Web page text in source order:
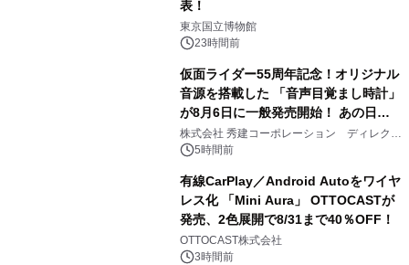
表！
東京国立博物館
23時間前
仮面ライダー55周年記念！オリジナル
音源を搭載した 「音声目覚まし時計」
が8月6日に一般発売開始！ あの日の
大興奮が今甦る
株式会社 秀建コーポレーション ディレクト
アートギャラリー
5時間前
有線CarPlay／Android Autoをワイヤ
レス化 「Mini Aura」 OTTOCASTが
発売、2色展開で8/31まで40％OFF！
OTTOCAST株式会社
3時間前